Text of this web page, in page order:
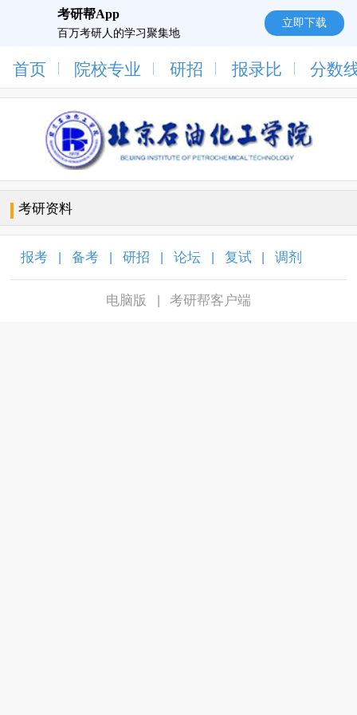
考研帮App
百万考研人的学习聚集地
立即下载
首页 院校专业 研招 报录比 分数
考研资料
报考 备考 研招 论坛 复试 调剂
电脑版 考研帮客户端